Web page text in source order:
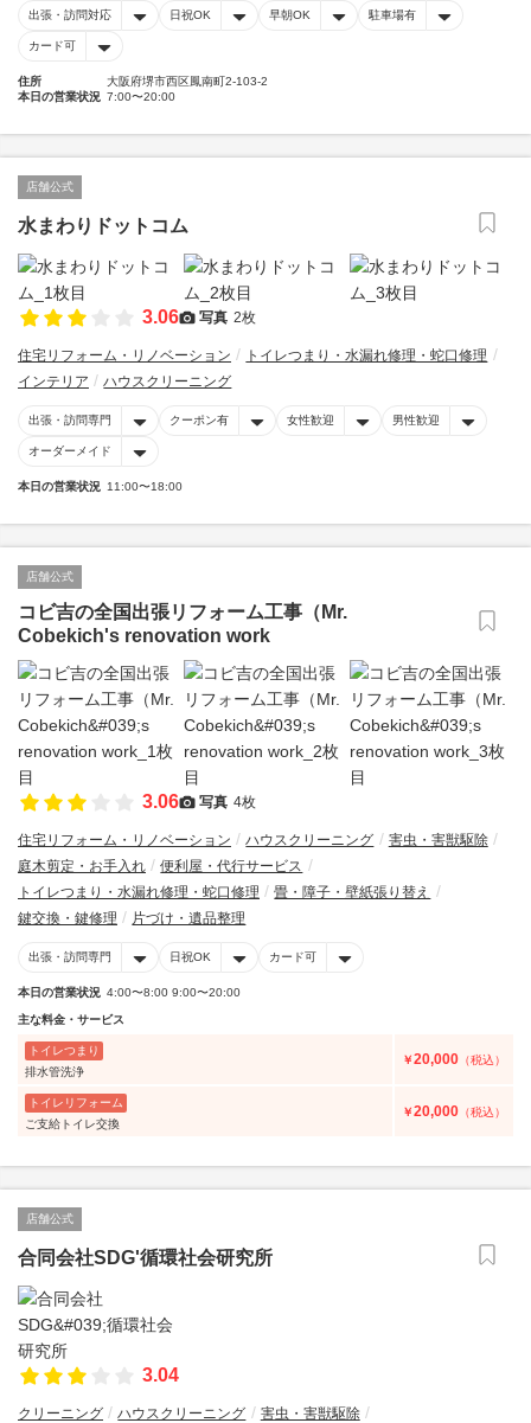
出張・訪問対応 日祝OK 早朝OK 駐車場有
カード可
住所
大阪府堺市西区鳳南町2-103-2
本日の営業状況 7:00〜20:00
店舗公式
水まわりドットコム
3.06 写真 2枚
住宅リフォーム・リノベーション
トイレつまり・水漏れ修理・蛇口修理
インテリア
ハウスクリーニング
出張・訪問専門 クーポン有 女性歓迎 男性歓迎
オーダーメイド
本日の営業状況 11:00〜18:00
店舗公式
コビ吉の全国出張リフォーム工事（Mr.
Cobekich's renovation work
3.06 写真 4枚
住宅リフォーム・リノベーション ハウスクリーニング
害虫・害獣駆除
庭木剪定・お手入れ
便利屋・代行サービス
トイレつまり・水漏れ修理・蛇口修理
畳・障子・壁紙張り替え
鍵交換・鍵修理
片づけ・遺品整理
出張・訪問専門 日祝OK カード可
本日の営業状況 4:00〜8:00 9:00〜20:00
主な料金・サービス
トイレつまり
排水管洗浄
￥20,000 （税込）
トイレリフォーム
ご支給トイレ交換
￥20,000 （税込）
店舗公式
合同会社SDG'循環社会研究所
3.04
クリーニング ハウスクリーニング
害虫・害獣駆除